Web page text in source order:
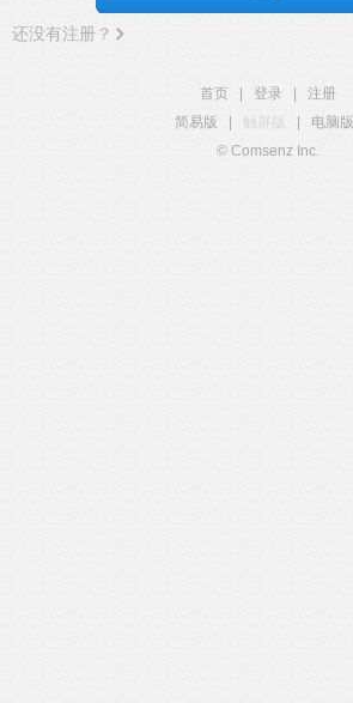
还没有注册？
首页 登录
注册
简易版
触屏版 电脑版
© Comsenz Inc.